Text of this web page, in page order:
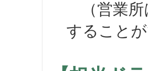
（営業所
すること